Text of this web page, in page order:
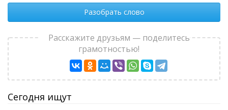
Разобрать слово
Расскажите друзьям — поделитесь
грамотностью!
Сегодня ищут